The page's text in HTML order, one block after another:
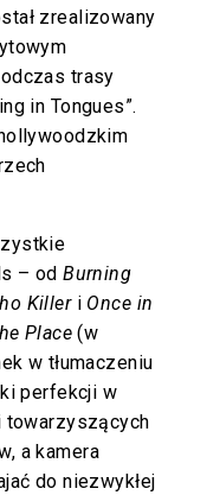
zrealizowany
trasy
in Tongues”.
– odBurning
Killeri Once in
Place (w
w tłumaczeniu
perfekcji w
towarzyszących
a kamera
do niezwykłej